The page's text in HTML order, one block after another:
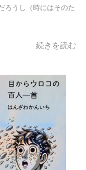
ろうし（時にはそのた
続きを読む